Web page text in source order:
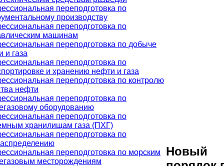
переподготовка по
производству
переподготовка по
машинам
переподготовка по добыче
и газа
переподготовка по
и хранению нефти и газа
переподготовка по контролю
нефти
переподготовка по
оборудованию
переподготовка по
хранилищам газа (ПХГ)
переподготовка по
переподготовка по морским
месторождениям
Новый